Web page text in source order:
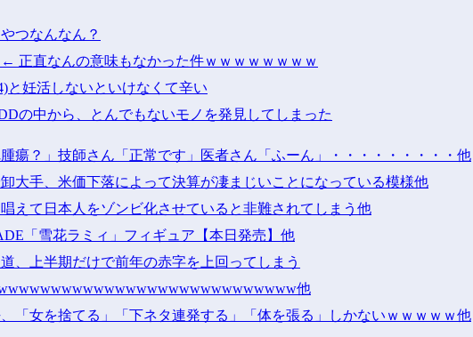
つなんなん？
← 正直なんの意味もなかった件ｗｗｗｗｗｗｗｗ
と妊活しないといけなくて辛い
の中から、とんでもないモノを発見してしまった
瘍？」技師さん「正常です」医者さん「ふーん」・・・・・・・・・他
大手、米価下落によって決算が凄まじいことになっている模様他
えて日本人をゾンビ化させていると非難されてしまう他
「雪花ラミィ」フィギュア【本日発売】他
、上半期だけで前年の赤字を上回ってしまう
他
「女を捨てる」「下ネタ連発する」「体を張る」しかないｗｗｗｗｗ他